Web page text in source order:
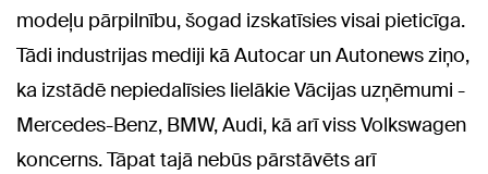
modeļu pārpilnību, šogad izskatīsies visai pieticīga.
Tādi industrijas mediji kā Autocar un Autonews ziņo,
ka izstādē nepiedalīsies lielākie Vācijas uzņēmumi -
Mercedes-Benz, BMW, Audi, kā arī viss Volkswagen
koncerns. Tāpat tajā nebūs pārstāvēts arī